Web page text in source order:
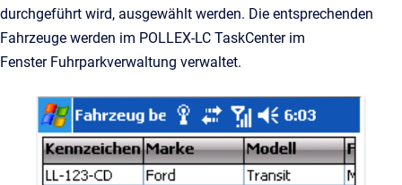
durchgeführt wird, ausgewählt werden. Die entsprechenden
Fahrzeuge werden im POLLEX-LC TaskCenter im
Fenster Fuhrparkverwaltung verwaltet.